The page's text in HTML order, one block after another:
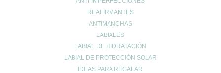
REAFIRMANTES
ANTIMANCHAS
LABIALES
LABIAL DE HIDRATACIÓN
LABIAL DE PROTECCIÓN SOLAR
IDEAS PARA REGALAR
únicamente como sistema de defensa, bien porque se sienten
Sobre todo porque, al no perder el aguijón, no mueren aunque
nos piquen varias veces seguidas.